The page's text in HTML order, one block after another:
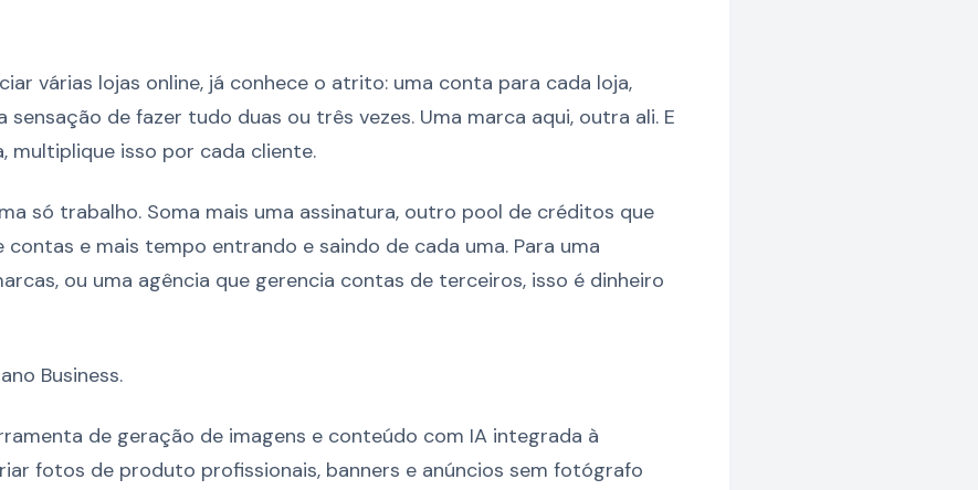
várias lojas online, já conhece o atrito: uma conta para cada loja,
de fazer tudo duas ou três vezes. Uma marca aqui, outra ali. E
multiplique isso por cada cliente.
só trabalho. Soma mais uma assinatura, outro pool de créditos que
e mais tempo entrando e saindo de cada uma. Para uma
ou uma agência que gerencia contas de terceiros, isso é dinheiro
Business.
de geração de imagens e conteúdo com IA integrada à
fotos de produto profissionais, banners e anúncios sem fotógrafo